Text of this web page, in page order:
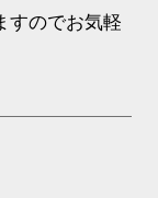
すのでお気軽